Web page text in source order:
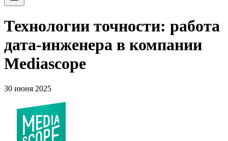
Технологии точности: работа
дата-инженера в компании
Mediascope
30 июня 2025